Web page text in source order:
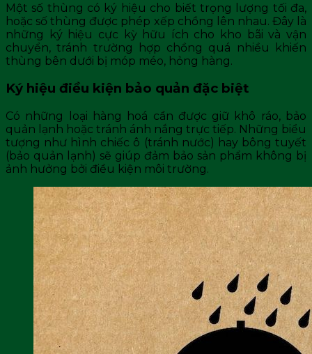
Một số thùng có ký hiệu cho biết trọng lượng tối đa,
hoặc số thùng được phép xếp chồng lên nhau. Đây là
những ký hiệu cực kỳ hữu ích cho kho bãi và vận
chuyển, tránh trường hợp chồng quá nhiều khiến
thùng bên dưới bị móp méo, hỏng hàng.
Ký hiệu điều kiện bảo quản đặc biệt
Có những loại hàng hoá cần được giữ khô ráo, bảo
quản lạnh hoặc tránh ánh nắng trực tiếp. Những biểu
tượng như hình chiếc ô (tránh nước) hay bông tuyết
(bảo quản lạnh) sẽ giúp đảm bảo sản phẩm không bị
ảnh hưởng bởi điều kiện môi trường.